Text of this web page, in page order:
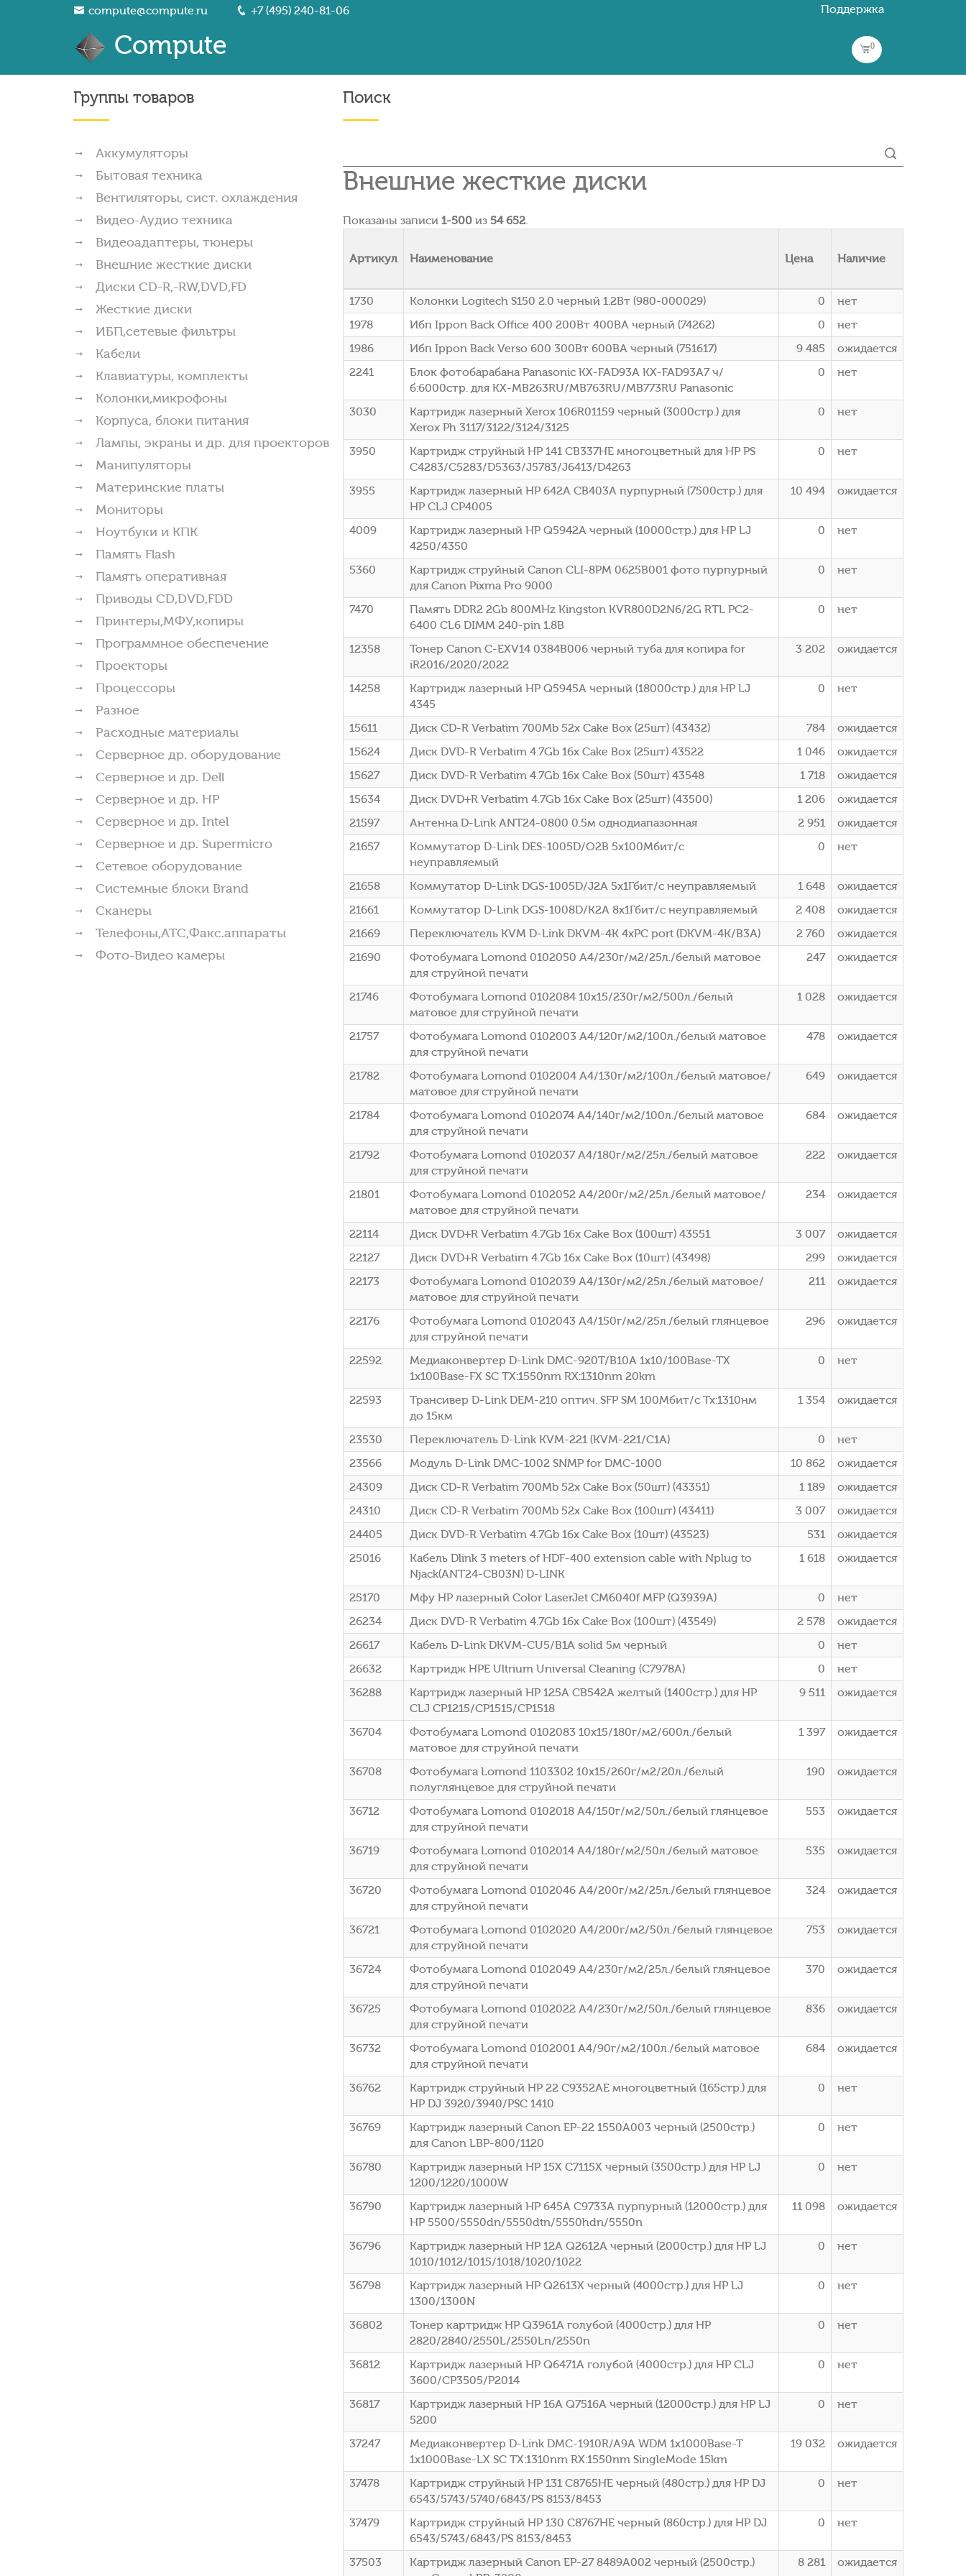
compute@compute.ru +7 (495) 240-81-06 Поддержка
Compute 0
Группы товаров
Аккумуляторы
Бытовая техника
Вентиляторы, сист. охлаждения
Видео-Аудио техника
Видеоадаптеры, тюнеры
Внешние жесткие диски
Диски CD-R,-RW,DVD,FD
Жесткие диски
ИБП,сетевые фильтры
Кабели
Клавиатуры, комплекты
Колонки,микрофоны
Корпуса, блоки питания
Лампы, экраны и др. для проекторов
Манипуляторы
Материнские платы
Мониторы
Ноутбуки и КПК
Память Flash
Память оперативная
Приводы CD,DVD,FDD
Принтеры,МФУ,копиры
Программное обеспечение
Проекторы
Процессоры
Разное
Расходные материалы
Серверное др. оборудование
Серверное и др. Dell
Серверное и др. HP
Серверное и др. Intel
Серверное и др. Supermicro
Сетевое оборудование
Системные блоки Brand
Сканеры
Телефоны,АТС,Факс.аппараты
Фото-Видео камеры
Поиск
Внешние жесткие диски
Показаны записи 1-500 из 54 652.
Артикул Наименование Цена Наличие
1730 Колонки Logitech S150 2.0 черный 1.2Вт (980-000029) 0
нет
1978
Ибп Ippon Back Office 400 200Вт 400ВА черный (74262) 0
нет
1986
Ибп Ippon Back Verso 600 300Вт 600ВА черный (751617) 9 485
ожидается
2241
Блок фотобарабана Panasonic KX-FAD93A KX-FAD93A7 ч/
б:6000стр. для KX-MB263RU/MB763RU/MB773RU Panasonic
0 нет
3030
Картридж лазерный Xerox 106R01159 черный (3000стр.) для
Xerox Ph 3117/3122/3124/3125
0 нет
3950
Картридж струйный HP 141 CB337HE многоцветный для HP PS
C4283/C5283/D5363/J5783/J6413/D4263
0 нет
3955
Картридж лазерный HP 642A CB403A пурпурный (7500стр.) для
HP CLJ CP4005
10 494 ожидается
4009
Картридж лазерный HP Q5942A черный (10000стр.) для HP LJ
4250/4350
0 нет
5360
Картридж струйный Canon CLI-8PM 0625B001 фото пурпурный
для Canon Pixma Pro 9000
0 нет
7470
Память DDR2 2Gb 800MHz Kingston KVR800D2N6/2G RTL PC2-
6400 CL6 DIMM 240-pin 1.8В
0 нет
12358
Тонер Canon C-EXV14 0384B006 черный туба для копира for
iR2016/2020/2022
3 202 ожидается
14258
Картридж лазерный HP Q5945A черный (18000стр.) для HP LJ
4345
0 нет
15611 Диск CD-R Verbatim 700Mb 52x Cake Box (25шт) (43432) 784
ожидается
15624
Диск DVD-R Verbatim 4.7Gb 16x Cake Box (25шт) 43522 1 046
ожидается
15627
Диск DVD-R Verbatim 4.7Gb 16x Cake Box (50шт) 43548 1 718
ожидается
15634
Диск DVD+R Verbatim 4.7Gb 16x Cake Box (25шт) (43500) 1 206
ожидается
21597
Антенна D-Link ANT24-0800 0.5м однодиапазонная 2 951
ожидается
21657
Коммутатор D-Link DES-1005D/O2B 5x100Мбит/с
неуправляемый
0 нет
21658 Коммутатор D-Link DGS-1005D/J2A 5x1Гбит/с неуправляемый 1 648
ожидается
21661
Коммутатор D-Link DGS-1008D/K2A 8x1Гбит/с неуправляемый 2 408
ожидается
21669
Переключатель KVM D-Link DKVM-4K 4xPC port (DKVM-4K/B3A) 2 760
ожидается
21690
Фотобумага Lomond 0102050 A4/230г/м2/25л./белый матовое
для струйной печати
247 ожидается
21746
Фотобумага Lomond 0102084 10x15/230г/м2/500л./белый
матовое для струйной печати
1 028 ожидается
21757
Фотобумага Lomond 0102003 A4/120г/м2/100л./белый матовое
для струйной печати
478 ожидается
21782
Фотобумага Lomond 0102004 A4/130г/м2/100л./белый матовое/
матовое для струйной печати
649 ожидается
21784
Фотобумага Lomond 0102074 A4/140г/м2/100л./белый матовое
для струйной печати
684 ожидается
21792
Фотобумага Lomond 0102037 A4/180г/м2/25л./белый матовое
для струйной печати
222 ожидается
21801
Фотобумага Lomond 0102052 A4/200г/м2/25л./белый матовое/
матовое для струйной печати
234 ожидается
22114 Диск DVD+R Verbatim 4.7Gb 16x Cake Box (100шт) 43551 3 007
ожидается
22127
Диск DVD+R Verbatim 4.7Gb 16x Cake Box (10шт) (43498) 299
ожидается
22173
Фотобумага Lomond 0102039 A4/130г/м2/25л./белый матовое/
матовое для струйной печати
211 ожидается
22176
Фотобумага Lomond 0102043 A4/150г/м2/25л./белый глянцевое
для струйной печати
296 ожидается
22592
Медиаконвертер D-Link DMC-920T/B10A 1x10/100Base-TX
1x100Base-FX SC ТХ:1550nm RX:1310nm 20km
0 нет
22593
Трансивер D-Link DEM-210 оптич. SFP SM 100Мбит/с Tx:1310нм
до 15км
1 354 ожидается
23530 Переключатель D-Link KVM-221 (KVM-221/C1A) 0
нет
23566
Модуль D-Link DMC-1002 SNMP for DMC-1000 10 862
ожидается
24309
Диск CD-R Verbatim 700Mb 52x Cake Box (50шт) (43351) 1 189
ожидается
24310
Диск CD-R Verbatim 700Mb 52x Cake Box (100шт) (43411) 3 007
ожидается
24405
Диск DVD-R Verbatim 4.7Gb 16x Cake Box (10шт) (43523) 531
ожидается
25016
Кабель Dlink 3 meters of HDF-400 extension cable with Nplug to
Njack(ANT24-CB03N) D-LINK
1 618 ожидается
25170 Мфу HP лазерный Color LaserJet CM6040f MFP (Q3939A) 0
нет
26234
Диск DVD-R Verbatim 4.7Gb 16x Cake Box (100шт) (43549) 2 578
ожидается
26617
Кабель D-Link DKVM-CU5/B1A solid 5м черный 0
нет
26632
Картридж HPE Ultrium Universal Cleaning (C7978A) 0
нет
36288
Картридж лазерный HP 125A CB542A желтый (1400стр.) для HP
CLJ CP1215/CP1515/CP1518
9 511 ожидается
36704
Фотобумага Lomond 0102083 10x15/180г/м2/600л./белый
матовое для струйной печати
1 397 ожидается
36708
Фотобумага Lomond 1103302 10x15/260г/м2/20л./белый
полуглянцевое для струйной печати
190 ожидается
36712
Фотобумага Lomond 0102018 A4/150г/м2/50л./белый глянцевое
для струйной печати
553 ожидается
36719
Фотобумага Lomond 0102014 A4/180г/м2/50л./белый матовое
для струйной печати
535 ожидается
36720
Фотобумага Lomond 0102046 A4/200г/м2/25л./белый глянцевое
для струйной печати
324 ожидается
36721
Фотобумага Lomond 0102020 A4/200г/м2/50л./белый глянцевое
для струйной печати
753 ожидается
36724
Фотобумага Lomond 0102049 A4/230г/м2/25л./белый глянцевое
для струйной печати
370 ожидается
36725
Фотобумага Lomond 0102022 A4/230г/м2/50л./белый глянцевое
для струйной печати
836 ожидается
36732
Фотобумага Lomond 0102001 A4/90г/м2/100л./белый матовое
для струйной печати
684 ожидается
36762
Картридж струйный HP 22 C9352AE многоцветный (165стр.) для
HP DJ 3920/3940/PSC 1410
0 нет
36769
Картридж лазерный Canon EP-22 1550A003 черный (2500стр.)
для Canon LBP-800/1120
0 нет
36780
Картридж лазерный HP 15X C7115X черный (3500стр.) для HP LJ
1200/1220/1000W
0 нет
36790
Картридж лазерный HP 645A C9733A пурпурный (12000стр.) для
HP 5500/5550dn/5550dtn/5550hdn/5550n
11 098 ожидается
36796
Картридж лазерный HP 12A Q2612A черный (2000стр.) для HP LJ
1010/1012/1015/1018/1020/1022
0 нет
36798
Картридж лазерный HP Q2613X черный (4000стр.) для HP LJ
1300/1300N
0 нет
36802
Тонер картридж HP Q3961A голубой (4000стр.) для HP
2820/2840/2550L/2550Ln/2550n
0 нет
36812
Картридж лазерный HP Q6471A голубой (4000стр.) для HP CLJ
3600/CP3505/P2014
0 нет
36817
Картридж лазерный HP 16A Q7516A черный (12000стр.) для HP LJ
5200
0 нет
37247
Медиаконвертер D-Link DMC-1910R/A9A WDM 1x1000Base-T
1x1000Base-LX SC ТХ:1310nm RX:1550nm SingleMode 15km
19 032 ожидается
37478
Картридж струйный HP 131 C8765HE черный (480стр.) для HP DJ
6543/5743/5740/6843/PS 8153/8453
0 нет
37479
Картридж струйный HP 130 C8767HE черный (860стр.) для HP DJ
6543/5743/6843/PS 8153/8453
0 нет
37503
Картридж лазерный Canon EP-27 8489A002 черный (2500стр.)
8 281 ожидается